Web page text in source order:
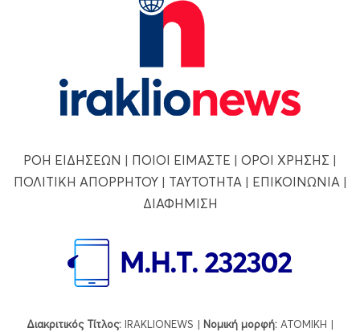
ΡΟΗ ΕΙΔΗΣΕΩΝ | ΠΟΙΟΙ ΕΙΜΑΣΤΕ | ΟΡΟΙ ΧΡΗΣΗΣ |
ΠΟΛΙΤΙΚΗ ΑΠΟΡΡΗΤΟΥ| ΤΑΥΤΟΤΗΤΑ | ΕΠΙΚΟΙΝΩΝΙΑ |
ΔΙΑΦΗΜΙΣΗ
Διακριτικός Τίτλος: IRAKLIONEWS | Νομική μορφή: ΑΤΟΜΙΚΗ |